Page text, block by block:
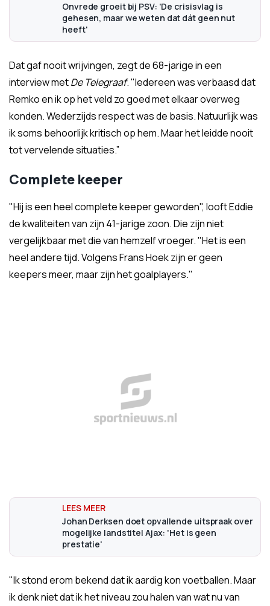
Onvrede groeit bij PSV: 'De crisisvlag is
gehesen, maar we weten dat dát geen nut
heeft'
Dat gaf nooit wrijvingen, zegt de 68-jarige in een
interview metDe Telegraaf. "Iedereen was verbaasd dat
Remko en ik op het veld zo goed met elkaar overweg
konden. Wederzijds respect was de basis. Natuurlijk was
ik soms behoorlijk kritisch op hem. Maar het leidde nooit
tot vervelende situaties.”
Complete keeper
"Hij is een heel complete keeper geworden", looft Eddie
de kwaliteiten van zijn 41-jarige zoon. Die zijn niet
vergelijkbaar met die van hemzelf vroeger. "Het is een
heel andere tijd. Volgens Frans Hoek zijn er geen
keepers meer, maar zijn het goalplayers."
Johan Derksen doet opvallende uitspraak over
mogelijke landstitel Ajax: 'Het is geen
prestatie'
"Ik stond erom bekend dat ik aardig kon voetballen. Maar
ik denk niet dat ik het niveau zou halen van wat nu van